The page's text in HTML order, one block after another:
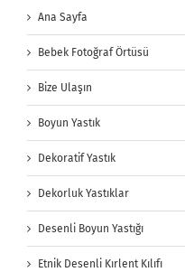
Ana Sayfa
Bebek Fotoğraf Örtüsü
Bize Ulaşın
Boyun Yastık
Dekoratif Yastık
Dekorluk Yastıklar
Desenli Boyun Yastığı
Etnik Desenli Kırlent Kılıfı